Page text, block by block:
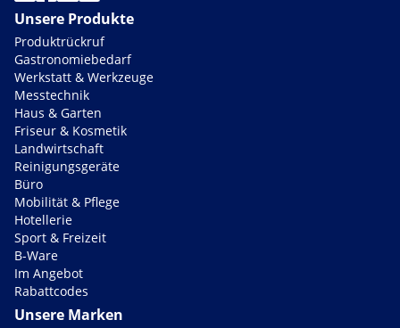
Unsere Produkte
Produktrückruf
Gastronomiebedarf
Werkstatt & Werkzeuge
Messtechnik
Haus & Garten
Friseur & Kosmetik
Landwirtschaft
Reinigungsgeräte
Büro
Mobilität & Pflege
Hotellerie
Sport & Freizeit
B-Ware
Im Angebot
Rabattcodes
Unsere Marken